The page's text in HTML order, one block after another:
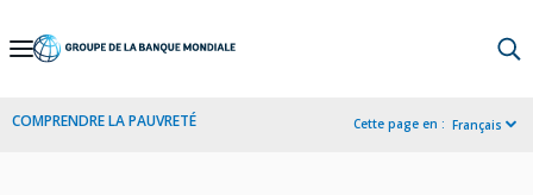
Skip
Navigation
COMPRENDRE LA PAUVRETÉ Cette page en : Français